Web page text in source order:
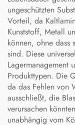
ungeschützten
Vorteil, da
Kunststoff, Metall
können, ohne dass
sind. Diese
Lagermanagement
Produkttypen. Die
da das Fehlen von
ausschließt, die
verursachen
unabhängig vom